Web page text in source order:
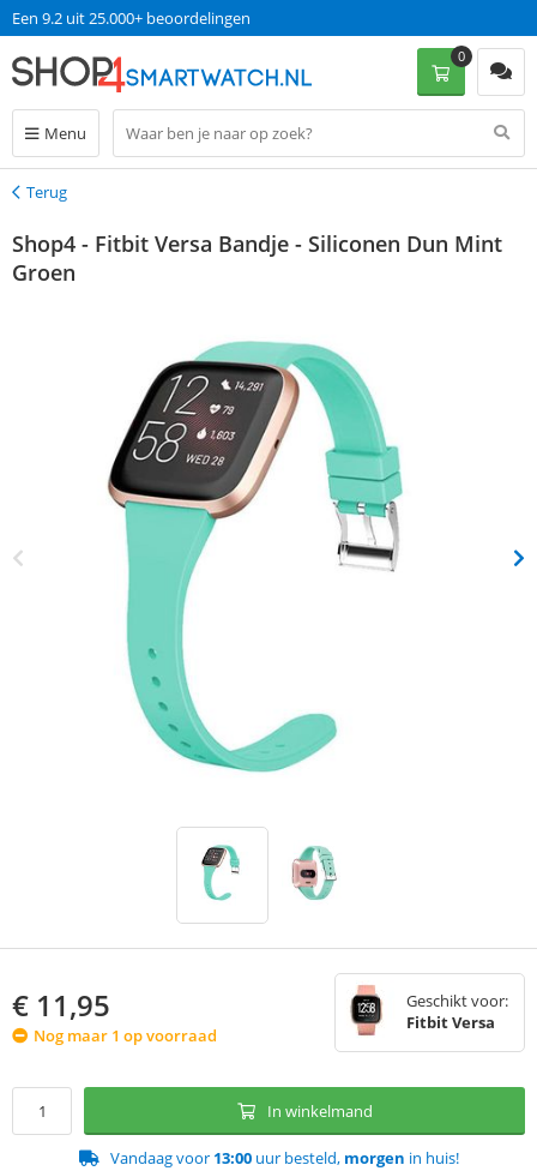
Een 9.2 uit 25.000+ beoordelingen
Menu
0
Terug
Terug
Shop4 - Fitbit Versa Bandje - Siliconen Dun Mint
Groen
€ 11,95
Nog maar 1 op voorraad
Geschikt voor:
Fitbit Versa
In winkelmand
Vandaag voor 13:00uur besteld, morgen in huis!